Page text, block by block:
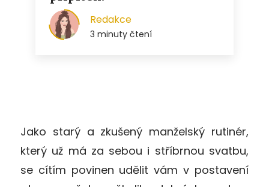
Jako starý a zkušený manželský rutinér,
který už má za sebou i stříbrnou svatbu,
se cítím povinen udělit vám v postavení